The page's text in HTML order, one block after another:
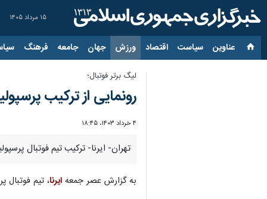
۱۵ مرداد ۱۴۰۵
عناوین‌ سیاست اقتصاد ورزش جهان جامعه فرهنگ
لیگ برتر فوتبال؛
رونمایی از ترکیب
۴ خرداد ۱۴۰۳، ۱۸:۴۵
تهران- ایرنا- ترکیب تیم فوتبال
به گزارش عصر جمعه ایرنا، تیم فوتبال پرسپولیس